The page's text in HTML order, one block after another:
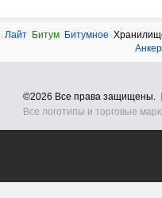
Лайт Битум Битумное
©2026 Все права защищены.
Все логотипы и торговые